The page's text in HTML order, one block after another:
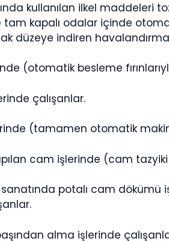
kullanılan ilkel maddeleri
kapalı odalar içinde
düzeye indiren
(otomatik besleme
çalışanlar.
(tamamen otomatik
cam işlerinde (cam
potalı cam dökümü
alma işlerinde